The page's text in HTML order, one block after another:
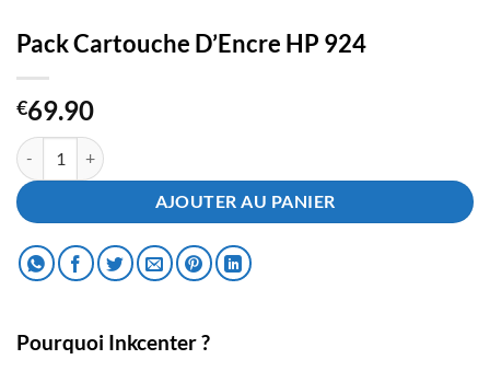
Pack Cartouche D’Encre HP 924
€69.90
quantité de Pack Cartouche D'Encre HP 924
AJOUTER AU PANIER
Pourquoi Inkcenter ?